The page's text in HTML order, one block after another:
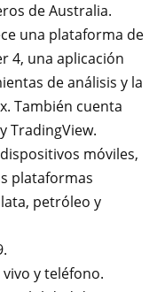
de Australia.
una plataforma de
4, una aplicación
de análisis y la
También cuenta
TradingView.
móviles,
plataformas
petróleo y
y teléfono.